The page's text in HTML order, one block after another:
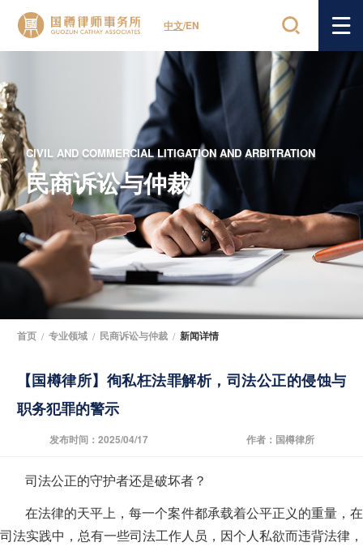
中文/EN
CIVIL AND COMMERCIAL LITIGATION AND ARBITRATION
民商诉讼与仲裁
首页 / 专业领域 / 民商诉讼与仲裁 / 新闻详情
【国樽律所】徇私枉法罪解析，司法公正的侵蚀与
职务犯罪的警示
发布时间：2025/04/17 作者：国樽律所
司法公正的守护者还是破坏者？
在法律的天平上，每一个案件都承载着公平正义的重量，在
司法实践中，总有一些司法工作人员，因个人私欲而违背法律，